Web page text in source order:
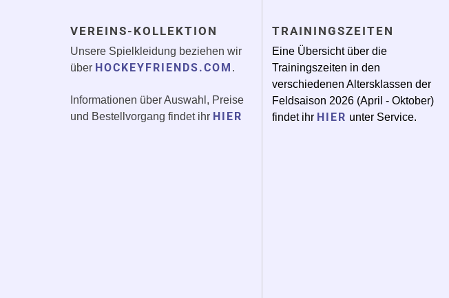
VEREINS-KOLLEKTION
Unsere Spielkleidung beziehen wir
über HOCKEYFRIENDS.COM .
Informationen über Auswahl, Preise
und Bestellvorgang findet ihr HIER
TRAININGSZEITEN
Eine Übersicht über die
Trainingszeiten in den
verschiedenen Altersklassen der
Feldsaison 2026 (April - Oktober)
findet ihr HIER unter Service.